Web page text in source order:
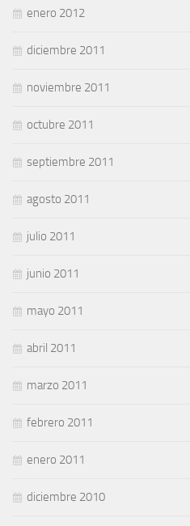
enero 2012
diciembre 2011
noviembre 2011
octubre 2011
septiembre 2011
agosto 2011
julio 2011
junio 2011
mayo 2011
abril 2011
marzo 2011
febrero 2011
enero 2011
diciembre 2010